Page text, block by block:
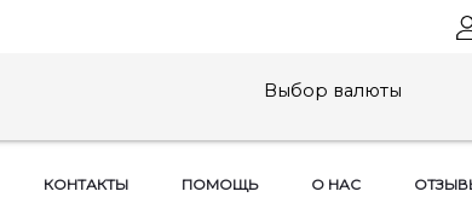
Выбор валюты
КОНТАКТЫ ПОМОЩЬ О НАС